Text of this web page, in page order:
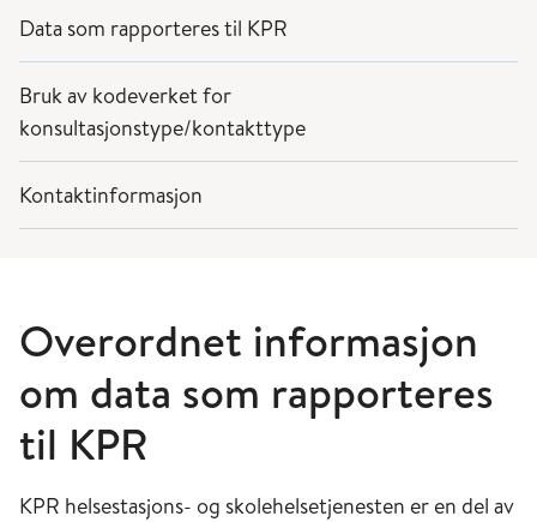
Data som rapporteres til KPR
Bruk av kodeverket for
konsultasjonstype/kontakttype
Kontaktinformasjon
Overordnet informasjon
om data som rapporteres
til KPR
KPR helsestasjons- og skolehelsetjenesten er en del av